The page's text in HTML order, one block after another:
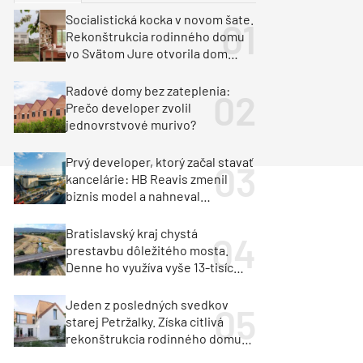
Klimatizácia a vetranie
Milan Murcka
Socialistická kocka v novom šate.
Rekonštrukcia rodinného domu
vo Svätom Jure otvorila dom
Radové domy bez zateplenia:
Prečo developer zvolil
jednovrstvové murivo?
Prvý developer, ktorý začal stavať
kancelárie: HB Reavis zmenil
biznis model a nahneval
Bratislavský kraj chystá
prestavbu dôležitého mosta.
Denne ho využíva vyše 13-tisíc
Jeden z posledných svedkov
starej Petržalky. Získa citlivá
rekonštrukcia rodinného domu